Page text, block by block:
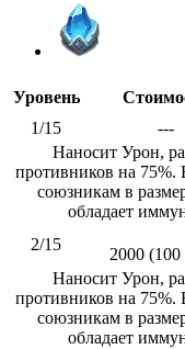
Уровень
1/15
---
Наносит Урон,
противников на 75%.
союзникам в
обладает
2/15
2000 (100
Наносит Урон,
противников на 75%.
союзникам в
обладает